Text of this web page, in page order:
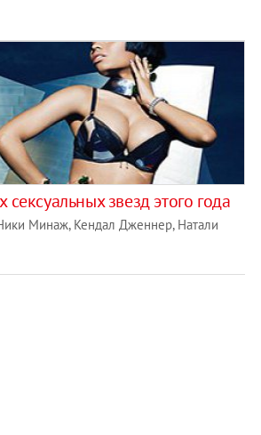
сексуальных звезд этого года
Минаж, Кендал Дженнер, Натали